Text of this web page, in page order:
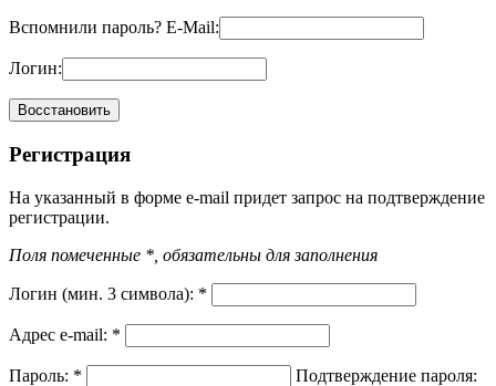
Вспомнили пароль? E-Mail:
Логин:
Регистрация
На указанный в форме e-mail придет запрос на подтверждение
регистрации.
Поля помеченные *, обязательны для заполнения
Логин (мин. 3 символа): *
Адрес e-mail: *
Пароль: *
Подтверждение пароля: